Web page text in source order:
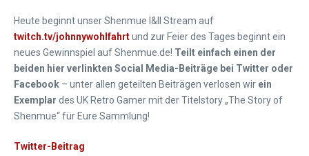
Heute beginnt unser Shenmue I&II Stream auf
twitch.tv/johnnywohlfahrtund zur Feier des Tages beginnt ein
neues Gewinnspiel auf Shenmue.de! Teilt einfach einen der
beiden hier verlinkten Social Media-Beiträge bei Twitter oder
Facebook – unter allen geteilten Beiträgen verlosen wir ein
Exemplar des UK Retro Gamer mit der Titelstory „The Story of
Shenmue“ für Eure Sammlung!
Twitter-Beitrag